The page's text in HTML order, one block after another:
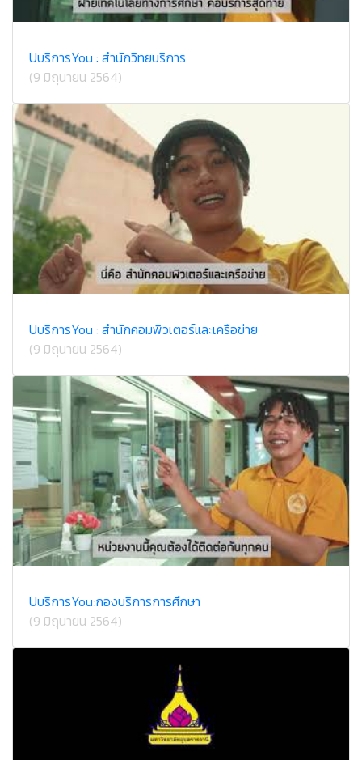
U​บริการ​You : สำนักวิทยบริการ
(9 มิถุนายน 2564)
U​บริการ​You : สำนักคอม​พิวเตอร์​และ​เครือข่าย
(9 มิถุนายน 2564)
UบริการYou:กองบริการการศึกษา
(9 มิถุนายน 2564)